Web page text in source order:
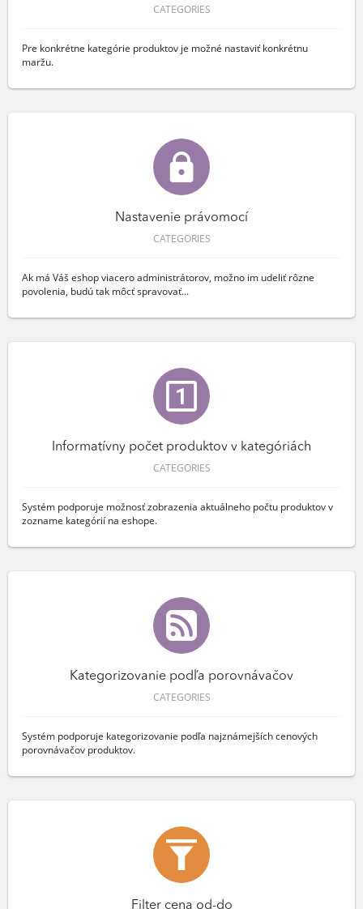
CATEGORIES
Pre konkrétne kategórie produktov je možné nastaviť konkrétnu
maržu.
Nastavenie právomocí
CATEGORIES
Ak má Váš eshop viacero administrátorov, možno im udeliť rôzne
povolenia, budú tak môcť spravovať...
Informatívny počet produktov v kategóriách
CATEGORIES
Systém podporuje možnosť zobrazenia aktuálneho počtu produktov v
zozname kategórií na eshope.
Kategorizovanie podľa porovnávačov
CATEGORIES
Systém podporuje kategorizovanie podľa najznámejších cenových
porovnávačov produktov.
Filter cena od-do